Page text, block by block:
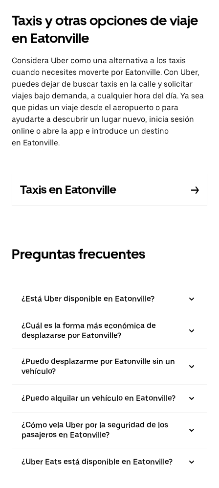
Taxis y otras opciones de viaje
en Eatonville
Considera Uber como una alternativa a los taxis
cuando necesites moverte por Eatonville. Con Uber,
puedes dejar de buscar taxis en la calle y solicitar
viajes bajo demanda, a cualquier hora del día. Ya sea
que pidas un viaje desde el aeropuerto o para
ayudarte a descubrir un lugar nuevo, inicia sesión
online o abre la app e introduce un destino
en Eatonville.
Taxis en Eatonville
Preguntas frecuentes
¿Está Uber disponible en Eatonville?
¿Cuál es la forma más económica de
desplazarse por Eatonville?
¿Puedo desplazarme por Eatonville sin un
vehículo?
¿Puedo alquilar un vehículo en Eatonville?
¿Cómo vela Uber por la seguridad de los
pasajeros en Eatonville?
¿Uber Eats está disponible en Eatonville?